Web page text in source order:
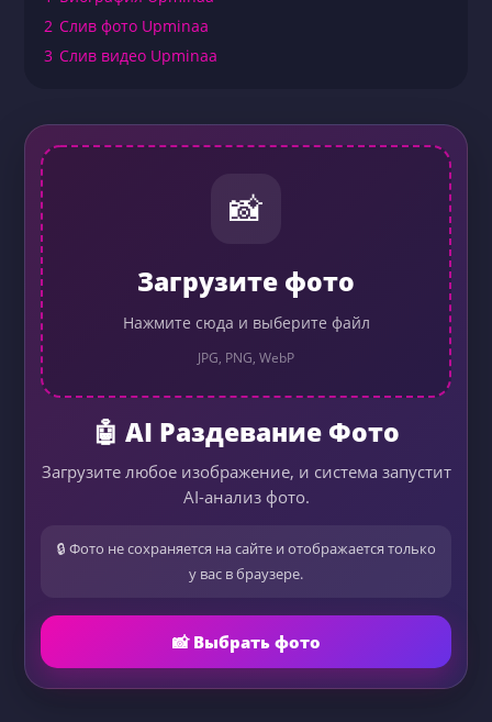
2 Слив фото Upminaa
3 Слив видео Upminaa
📸
Загрузите фото
Нажмите сюда и выберите файл
JPG, PNG, WebP
🤖 AI Раздевание Фото
Загрузите любое изображение, и система запустит
AI-анализ фото.
🔒 Фото не сохраняется на сайте и отображается только
у вас в браузере.
📸 Выбрать фото